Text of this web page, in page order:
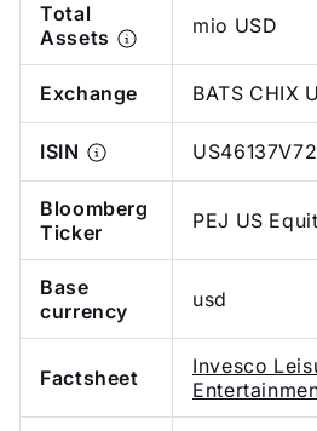
Total
Assets
mio USD
Exchange BATS CHIX
ISIN
Bloomberg
Ticker
PEJ US
Base
currency
usd
Factsheet
Invesco